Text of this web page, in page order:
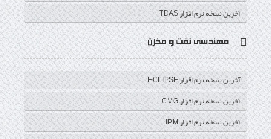
آخرین نسخه نرم افزار TDAS
مهندسی نفت و مخزن
آخرین نسخه نرم افزار ECLIPSE
آخرین نسخه نرم افزار CMG
آخرین نسخه نرم افزار IPM